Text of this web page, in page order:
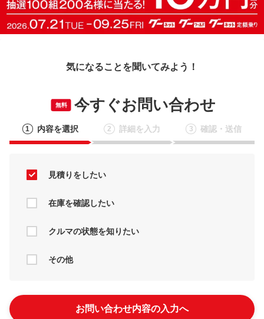
気になることを聞いてみよう！
無料 今すぐお問い合わせ
1 内容を選択 2 詳細を入力 3 確認・送信
見積りをしたい
在庫を確認したい
クルマの状態を知りたい
その他
お問い合わせ内容の入力へ